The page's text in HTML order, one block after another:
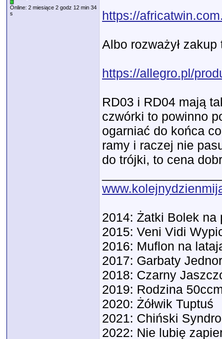
Online: 2 miesiące 2 godz 12 min 34
s
https://
Albo rozważył zakup
https://allegro.pl/
RD03 i RD04 mają
czwórki to powinno
ogarniać do końca
ramy i raczej nie
do trójki, to cena
2014: Żatki Bolek
2015: Veni Vidi
2016: Muflon na
2017: Garbaty
2018: Czarny
2019: Rodzina
2020: Żółwik Tuptuś
2021: Chiński
2022: Nie lubię